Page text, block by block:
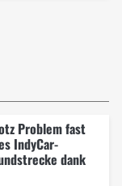
Problem fast
IndyCar-
dank